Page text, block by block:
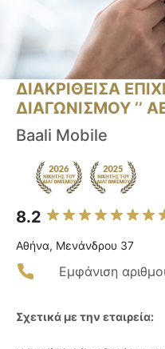
ΔΙΑΚΡΙΘΕΙΣΑ
ΔΙΑΓΩΝΙΣΜΟΥ ‘’
Baali Mobile
8.2
Αθήνα, Μενάνδρου 37
Εμφάνιση
Σχετικά με την εταιρεία: